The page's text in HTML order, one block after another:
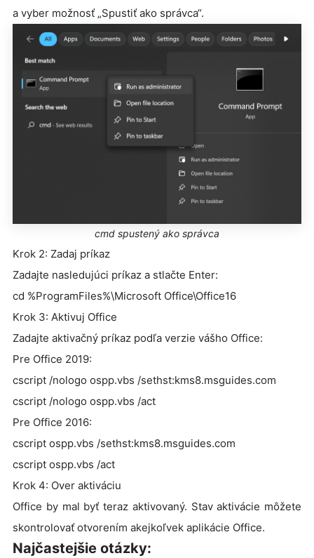
a vyber možnosť „Spustiť ako správca“.
cmd spustený ako správca
Krok 2: Zadaj príkaz
Zadajte nasledujúci príkaz a stlačte Enter:
cd %ProgramFiles%\Microsoft Office\Office16
Krok 3: Aktivuj Office
Zadajte aktivačný príkaz podľa verzie vášho Office:
Pre Office 2019:
cscript /nologo ospp.vbs /sethst:kms8.msguides.com
cscript /nologo ospp.vbs /act
Pre Office 2016:
cscript ospp.vbs /sethst:kms8.msguides.com
cscript ospp.vbs /act
Krok 4: Over aktiváciu
Office by mal byť teraz aktivovaný. Stav aktivácie môžete
skontrolovať otvorením akejkoľvek aplikácie Office.
Najčastejšie otázky: